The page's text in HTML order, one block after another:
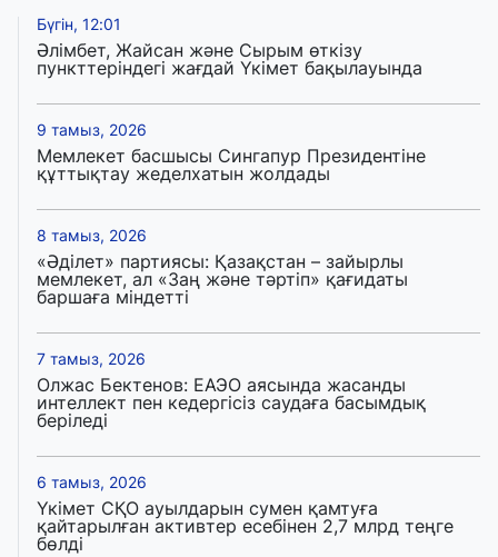
Бүгін, 12:01
Әлімбет, Жайсан және Сырым өткізу
пункттеріндегі жағдай Үкімет бақылауында
9 тамыз, 2026
Мемлекет басшысы Сингапур Президентіне
құттықтау жеделхатын жолдады
8 тамыз, 2026
«Әділет» партиясы: Қазақстан – зайырлы
мемлекет, ал «Заң және тәртіп» қағидаты
баршаға міндетті
7 тамыз, 2026
Олжас Бектенов: ЕАЭО аясында жасанды
интеллект пен кедергісіз саудаға басымдық
беріледі
6 тамыз, 2026
Үкімет СҚО ауылдарын сумен қамтуға
қайтарылған активтер есебінен 2,7 млрд теңге
бөлді